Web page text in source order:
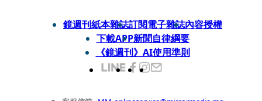
鏡週刊紙本雜誌訂閱電子雜誌內容授權
下載APP新聞自律綱要
《鏡週刊》AI使用準則